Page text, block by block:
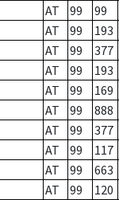
AT 99 99
AT 99 193
AT 99 377
AT 99 193
AT 99 169
AT 99 888
AT 99 377
AT 99 117
AT 99 663
AT 99 120